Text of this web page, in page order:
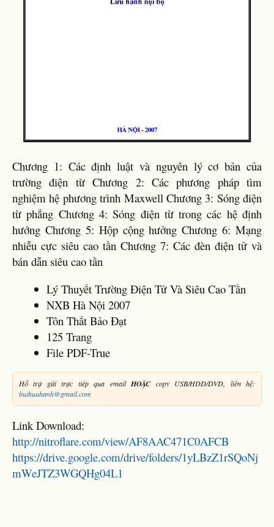
Chương 1: Các định luật và nguyên lý cơ bản của
trường điện từ Chương 2: Các phương pháp tìm
nghiệm hệ phương trình Maxwell Chương 3: Sóng điện
từ phẳng Chương 4: Sóng điện từ trong các hệ định
hướng Chương 5: Hộp cộng hưởng Chương 6: Mạng
nhiễu cực siêu cao tần Chương 7: Các đèn điện tử và
bán dẫn siêu cao tần
Lý Thuyết Trường Điện Tử Và Siêu Cao Tần
NXB Hà Nội 2007
Tôn Thất Bảo Đạt
125 Trang
File PDF-True
Hỗ trợ gửi trực tiếp qua emailHOẶC copy USB/HDD/DVD, liên hệ:
buihuuhanh@gmail.com
Link Download:
http://nitroflare.com/view/AF8AAC471C0AFCB
https://drive.google.com/drive/folders/1yLBzZ1rSQoNj
mWeJTZ3WGQHg04L1